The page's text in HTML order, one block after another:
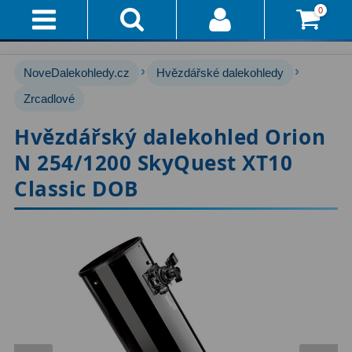
0
Přihlášení
Affiliate
Průvodce
Doručení
A
Platba
Do
Akce!
Hvězdářské dalekohledy
Pro začátečníky 67
Pro děti30
Čočkové60
Katadioptrické7
ED / Apochromáty 33
Ritchey-Chrétien13
NoveDalekohledy.cz › Hvězdářské dalekohledy ›
Zrcadlové
Hvězdářský dalekohled Orion
N 254/1200 SkyQuest XT10
Classic DOB